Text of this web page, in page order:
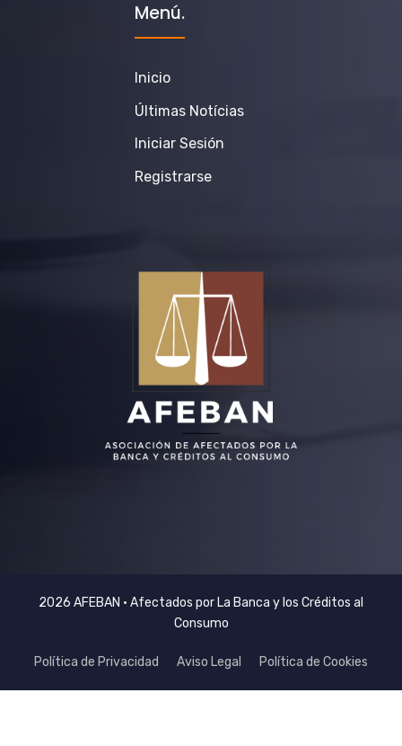
Menú.
Inicio
Últimas Notícias
Iniciar Sesión
Registrarse
2026 AFEBAN • Afectados por La Banca y los Créditos al
Consumo
Política de Privacidad Aviso Legal Política de Cookies